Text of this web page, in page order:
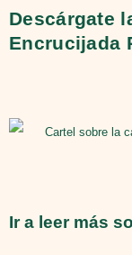
Descárgate
Encrucijada
Ir a leer más